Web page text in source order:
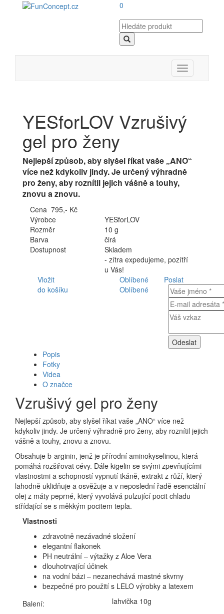
0
Toggle
navigation
YESforLOV Vzrušivý
gel pro ženy
Nejlepší způsob, aby slyšel říkat vaše „ANO“
více než kdykoliv jindy. Je určený výhradně
pro ženy, aby roznítil jejich vášně a touhy,
znovu a znovu.
Cena 795,- Kč
Výrobce
YESforLOV
Rozměr
10 g
Barva
čirá
Dostupnost
Skladem
- zítra expedujeme, pozítří
u Vás!
Vložit
do košíku
Oblíbené
Oblíbené
Poslat
Popis
Fotky
Videa
O značce
Vzrušivý gel pro ženy
Nejlepší způsob, aby slyšel říkat vaše „ANO“ více než
kdykoliv jindy. Je určený výhradně pro ženy, aby roznítil jejich
vášně a touhy, znovu a znovu.
Obsahuje b-arginin, jenž je přírodní aminokyselinou, která
pomáhá rozšiřovat cévy. Dále kigelin se svými zpevňujícími
vlastnostmi a schopností vypnutí tkáně, extrakt z růží, který
lahodně uklidňuje a osvěžuje a v neposlední řadě esenciální
olej z máty peprné, který vyvolává pulzující pocit chladu
střídající se s měkkým pocitem tepla.
Vlastnosti
zdravotně nezávadné složení
elegantní flakonek
PH neutrální – výtažky z Aloe Vera
dlouhotrvající účinek
na vodní bázi – nezanechává mastné skvrny
bezpečné pro použití s LELO výrobky a latexem
Balení:
lahvička 10g